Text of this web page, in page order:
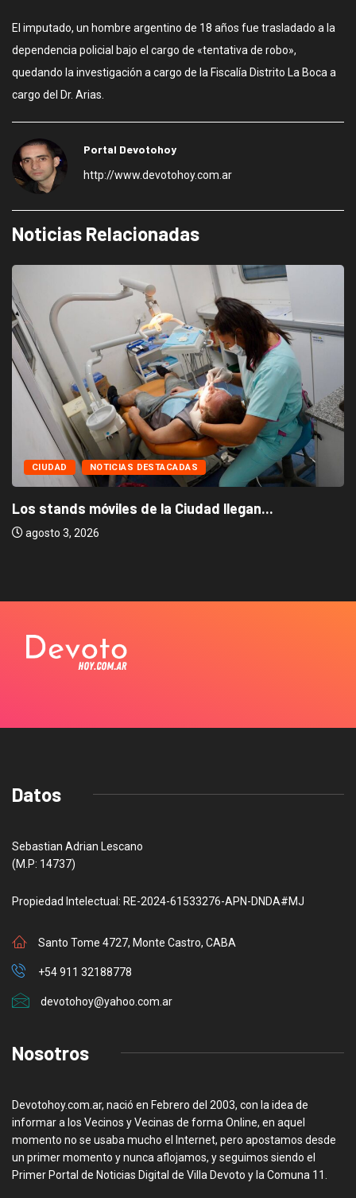
El imputado, un hombre argentino de 18 años fue trasladado a la
dependencia policial bajo el cargo de «tentativa de robo»,
quedando la investigación a cargo de la Fiscalía Distrito La Boca a
cargo del Dr. Arias.
Portal Devotohoy
http://www.devotohoy.com.ar
Noticias Relacionadas
CIUDAD NOTICIAS DESTACADAS
Los stands móviles de la Ciudad llegan...
agosto 3, 2026
Datos
Sebastian Adrian Lescano
(M.P: 14737)
Propiedad Intelectual: RE-2024-61533276-APN-DNDA#MJ
Santo Tome 4727, Monte Castro, CABA
+54 911 32188778
devotohoy@yahoo.com.ar
Nosotros
Devotohoy.com.ar, nació en Febrero del 2003, con la idea de
informar a los Vecinos y Vecinas de forma Online, en aquel
momento no se usaba mucho el Internet, pero apostamos desde
un primer momento y nunca aflojamos, y seguimos siendo el
Primer Portal de Noticias Digital de Villa Devoto y la Comuna 11.